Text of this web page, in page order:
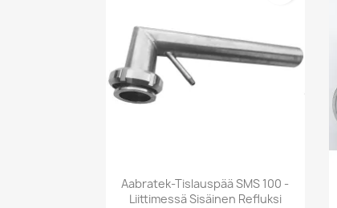
Pikakatselu
Aabratek-Tislauspää SMS 100 -
Liittimessä Sisäinen Refluksi